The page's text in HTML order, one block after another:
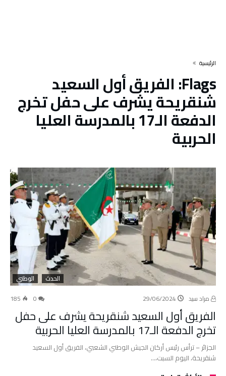
‫الرئيسية‬
Flags: الفريق أول السعيد
شنقريحة يشرف على حفل تخرج
الدفعة الـ17 بالمدرسة العليا
الحربية
الحدث
الوطني
مراد سيد
29/06/2024
185
الفريق أول السعيد شنقريحة يشرف على حفل
تخرج الدفعة الـ17 بالمدرسة العليا الحربية
الجزائر – ترأس رئيس أركان الجيش الوطني الشعبي، الفريق أول السعيد
شنقريحة، اليوم السبت،…